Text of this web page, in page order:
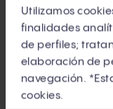
Utilizamos
finalidades
de perfiles;
elaboración de
navegación.
cookies.
inbound
fueron sus 5
En qué
proyecto de